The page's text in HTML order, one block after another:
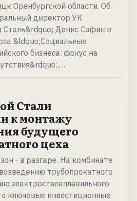
Оренбургской области. Об
директор УК
Сталь&rdquo; Денис Сафин в
&ldquo;Социальные
бизнеса: фокус на
Стали
к монтажу
будущего
цеха
- в разгаре. На комбинате
трубопрокатного
электросталеплавильного
ключевые инвестиционные